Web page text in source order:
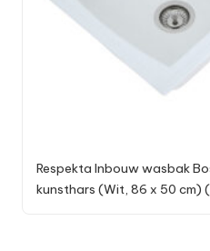
Respekta Inbouw wasbak
kunsthars (Wit, 86 x 50